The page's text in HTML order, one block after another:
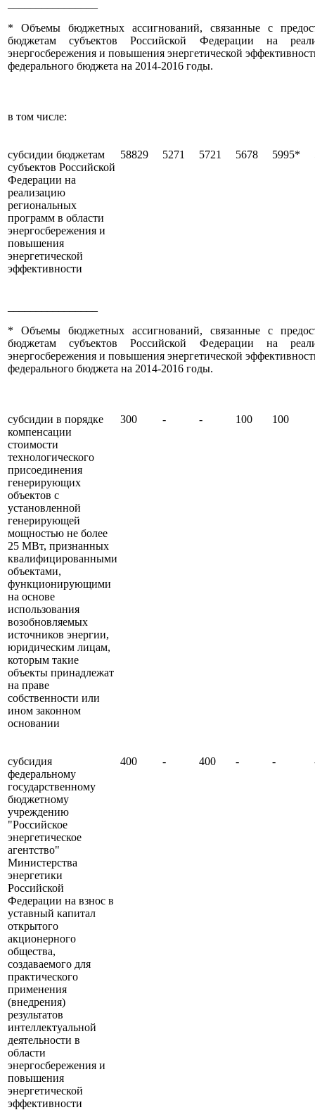
* Объемы бюджетных ассигнований, связанные с
бюджетам субъектов Российской Федерации на
энергосбережения и повышения энергетической
федерального бюджета на 2014-2016 годы.
в том числе:
субсидии бюджетам
субъектов Российской
Федерации на
реализацию
региональных
программ в области
энергосбережения и
повышения
энергетической
эффективности
58829 5271 5721 5678 5995*
* Объемы бюджетных ассигнований, связанные с
бюджетам субъектов Российской Федерации на
энергосбережения и повышения энергетической
федерального бюджета на 2014-2016 годы.
субсидии в порядке
компенсации
стоимости
технологического
присоединения
генерирующих
объектов с
установленной
генерирующей
мощностью не более
25 МВт, признанных
квалифицированными
объектами,
функционирующими
на основе
использования
возобновляемых
источников энергии,
юридическим лицам,
которым такие
объекты принадлежат
на праве
собственности или
ином законном
основании
300 - - 100 100
субсидия
федеральному
государственному
бюджетному
учреждению
"Российское
энергетическое
агентство"
Министерства
энергетики
Российской
Федерации на взнос в
уставный капитал
открытого
акционерного
общества,
создаваемого для
практического
применения
(внедрения)
результатов
интеллектуальной
деятельности в
области
энергосбережения и
повышения
энергетической
эффективности
400 - 400 - -